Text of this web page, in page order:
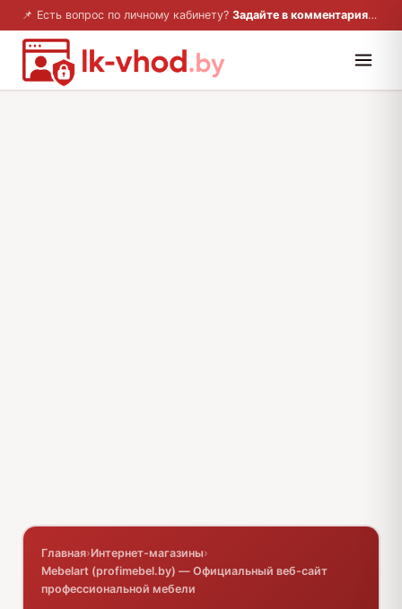
📌 Есть вопрос по личному кабинету? Задайте в комментариях — ответим!
Главная›Интернет-магазины›
Mebelart (profimebel.by) — Официальный веб-сайт
профессиональной мебели